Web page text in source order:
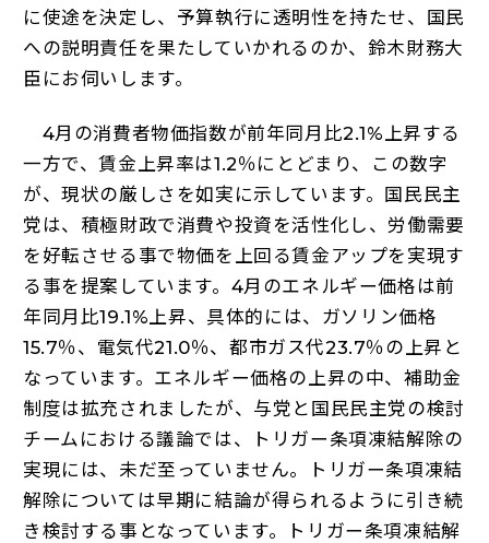
に使途を決定し、予算執行に透明性を持たせ、国民
への説明責任を果たしていかれるのか、鈴木財務大
臣にお伺いします。
4月の消費者物価指数が前年同月比2.1%上昇する
一方で、賃金上昇率は1.2％にとどまり、この数字
が、現状の厳しさを如実に示しています。国民民主
党は、積極財政で消費や投資を活性化し、労働需要
を好転させる事で物価を上回る賃金アップを実現す
る事を提案しています。4月のエネルギー価格は前
年同月比19.1%上昇、具体的には、ガソリン価格
15.7％、電気代21.0％、都市ガス代23.7％の上昇と
なっています。エネルギー価格の上昇の中、補助金
制度は拡充されましたが、与党と国民民主党の検討
チームにおける議論では、トリガー条項凍結解除の
実現には、未だ至っていません。トリガー条項凍結
解除については早期に結論が得られるように引き続
き検討する事となっています。トリガー条項凍結解